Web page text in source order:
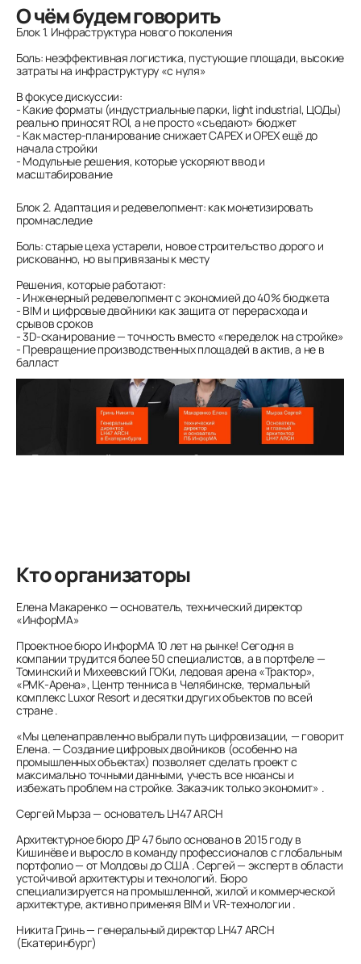
О чём будем говорить
Блок 1. Инфраструктура нового поколения
Боль: неэффективная логистика, пустующие площади, высокие
затраты на инфраструктуру «с нуля»
В фокусе дискуссии:
- Какие форматы (индустриальные парки, light industrial, ЦОДы)
реально приносят ROI, а не просто «съедают» бюджет
- Как мастер-планирование снижает CAPEX и OPEX ещё до
начала стройки
- Модульные решения, которые ускоряют ввод и
масштабирование
Блок 2. Адаптация и редевелопмент: как монетизировать
промнаследие
Боль: старые цеха устарели, новое строительство дорого и
рискованно, но вы привязаны к месту
Решения, которые работают:
- Инженерный редевелопмент с экономией до 40% бюджета
- BIM и цифровые двойники как защита от перерасхода и
срывов сроков
- 3D-сканирование — точность вместо «переделок на стройке»
- Превращение производственных площадей в актив, а не в
балласт
Кто организаторы
Елена Макаренко — основатель, технический директор
«ИнфорМА»
Проектное бюро ИнфорМА 10 лет на рынке! Сегодня в
компании трудится более 50 специалистов, а в портфеле —
Томинский и Михеевский ГОКи, ледовая арена «Трактор»,
«РМК-Арена», Центр тенниса в Челябинске, термальный
комплекс Luxor Resort и десятки других объектов по всей
стране .
«Мы целенаправленно выбрали путь цифровизации, — говорит
Елена. — Создание цифровых двойников (особенно на
промышленных объектах) позволяет сделать проект с
максимально точными данными, учесть все нюансы и
избежать проблем на стройке. Заказчик только экономит» .
Сергей Мырза — основатель LH47 ARCH
Архитектурное бюро ДР 47 было основано в 2015 году в
Кишинёве и выросло в команду профессионалов с глобальным
портфолио — от Молдовы до США . Сергей — эксперт в области
устойчивой архитектуры и технологий. Бюро
специализируется на промышленной, жилой и коммерческой
архитектуре, активно применяя BIM и VR-технологии .
Никита Гринь — генеральный директор LH47 ARCH
(Екатеринбург)